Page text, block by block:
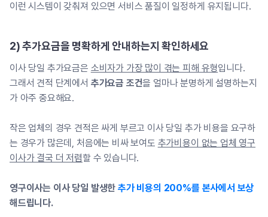
이런 시스템이 갖춰져 있으면 서비스 품질이 일정하게 유지됩니다.
2) 추가요금을 명확하게 안내하는지 확인하세요
이사 당일 추가요금은 소비자가 가장 많이 겪는 피해 유형입니다.
그래서 견적 단계에서 추가요금 조건을 얼마나 분명하게 설명하는지
가 아주 중요해요.
작은 업체의 경우 견적은 싸게 부르고 이사 당일 추가 비용을 요구하
는 경우가 많은데, 처음에는 비싸 보여도 추가비용이 없는 업체 영구
이사가 결국 더 저렴할 수 있습니다.
영구이사는 이사 당일 발생한 추가 비용의 200%를 본사에서 보상
해드립니다.